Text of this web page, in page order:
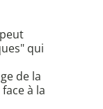
qui
de la
à la